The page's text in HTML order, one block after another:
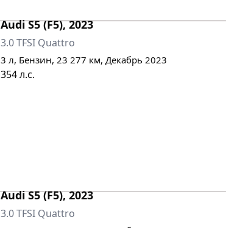
Audi S5 (F5), 2023
3.0 TFSI Quattro
3 л, Бензин, 23 277 км, Декабрь 2023
354л.с.
Audi S5 (F5), 2023
3.0 TFSI Quattro